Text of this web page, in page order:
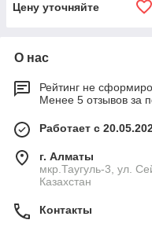
Цену уточняйте
О нас
Рейтинг не
Менее 5 отзывов за
Работает с
г. Алматы
мкр.Таугуль-3, ул.
Казахстан
Контакты